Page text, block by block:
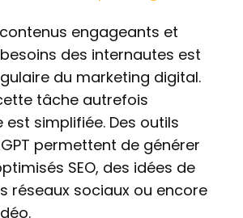
engageants et
des internautes est
du marketing digital.
tâche autrefois
simplifiée. Des outils
permettent de générer
SEO, des idées de
réseaux sociaux ou encore